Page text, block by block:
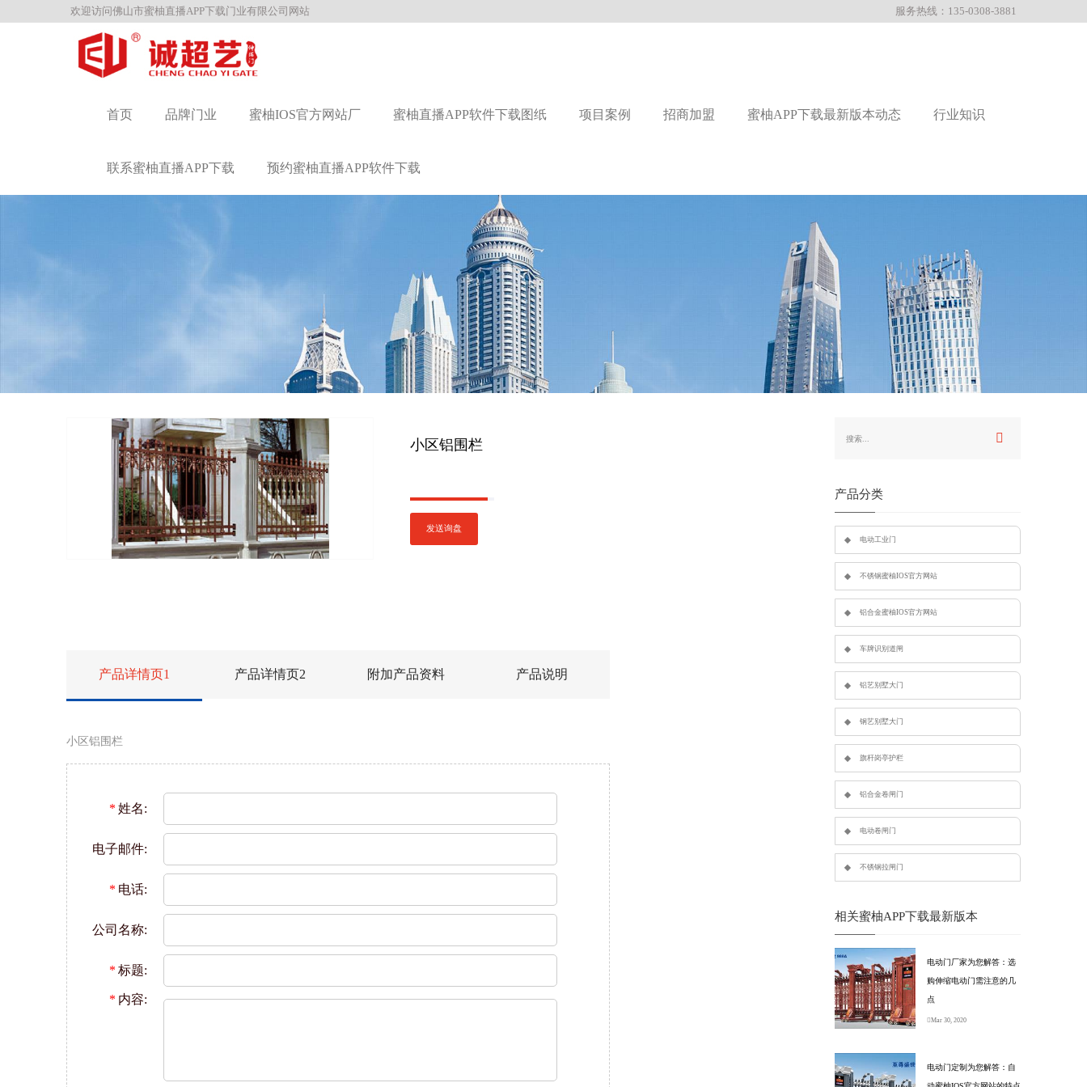
欢迎访问佛山市蜜柚直播APP下载门业有限公司网站 服务热线：135-0308-3881
首页 品牌门业 蜜柚IOS官方网站厂 蜜柚直播APP软件下载图纸 项目案例 招商加盟 蜜柚APP下载最新版本动态 行业知识
联系蜜柚直播APP下载 预约蜜柚直播APP软件下载
小区铝围栏
发送询盘
产品详情页1 产品详情页2 附加产品资料 产品说明
小区铝围栏
* 姓名:
电子邮件:
* 电话:
公司名称:
* 标题:
* 内容:
产品分类
电动工业门
不锈钢蜜柚IOS官方网站
铝合金蜜柚IOS官方网站
车牌识别道闸
铝艺别墅大门
钢艺别墅大门
旗杆岗亭护栏
铝合金卷闸门
电动卷闸门
不锈钢拉闸门
相关蜜柚APP下载最新版本
电动门厂家为您解答：选
购伸缩电动门需注意的几
点
Mar 30, 2020
电动门定制为您解答：自